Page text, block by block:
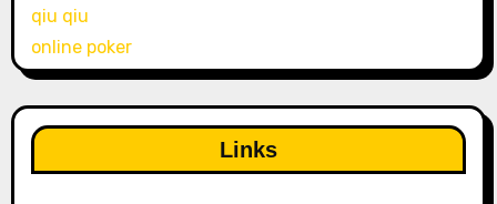
qiu qiu
online poker
Links